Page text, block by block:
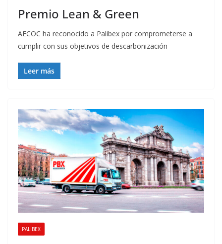
Premio Lean & Green
AECOC ha reconocido a Palibex por comprometerse a
cumplir con sus objetivos de descarbonización
Leer más
PALIBEX